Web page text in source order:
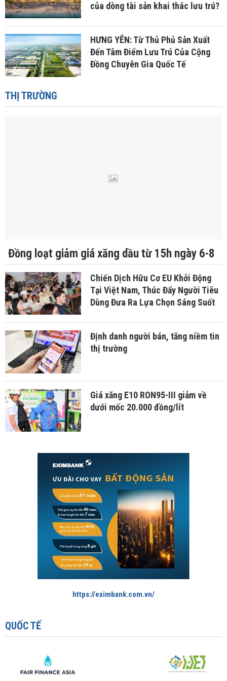
của dòng tài sản khai thác lưu trú?
HƯNG YÊN: Từ Thủ Phủ Sản Xuất
Đến Tâm Điểm Lưu Trú Của Cộng
Đồng Chuyên Gia Quốc Tế
THỊ TRƯỜNG
Đồng loạt giảm giá xăng dầu từ 15h ngày 6-8
Chiến Dịch Hữu Cơ EU Khởi Động
Tại Việt Nam, Thúc Đẩy Người Tiêu
Dùng Đưa Ra Lựa Chọn Sáng Suốt
Định danh người bán, tăng niềm tin
thị trường
Giá xăng E10 RON95-III giảm về
dưới mốc 20.000 đồng/lít
https://eximbank.com.vn/
QUỐC TẾ